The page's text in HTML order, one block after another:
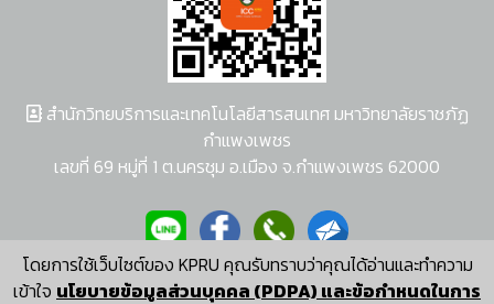
โดยการใช้เว็บไซต์ของ KPRU คุณรับทราบว่าคุณได้อ่านและทำความ
เข้าใจ นโยบายข้อมูลส่วนบุคคล (PDPA) และข้อกำหนดในการ
สำนักวิทยบริการและเทคโนโลยีสารสนเทศ มหาวิทยาลัยราชภัฏ
กำแพงเพชร
เลขที่ 69 หมู่ที่ 1 ต.นครชุม อ.เมือง จ.กำแพงเพชร 62000
ผู้พัฒนาระบบ อนุชา พวงผกา